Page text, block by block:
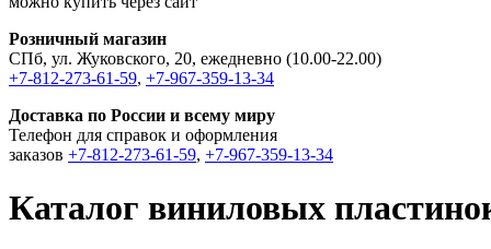
Розничный магазин
СПб, ул. Жуковского, 20, ежедневно (10.00-22.00)
+7-812-273-61-59, +7-967-359-13-34
Доставка по России и всему миру
Телефон для справок и оформления
заказов +7-812-273-61-59, +7-967-359-13-34
Каталог виниловых